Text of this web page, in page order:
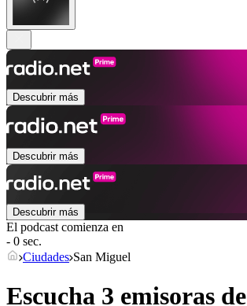
Descubrir más
Descubrir más
Descubrir más
El podcast comienza en
- 0 sec.
Ciudades San Miguel
Escucha 3 emisoras de